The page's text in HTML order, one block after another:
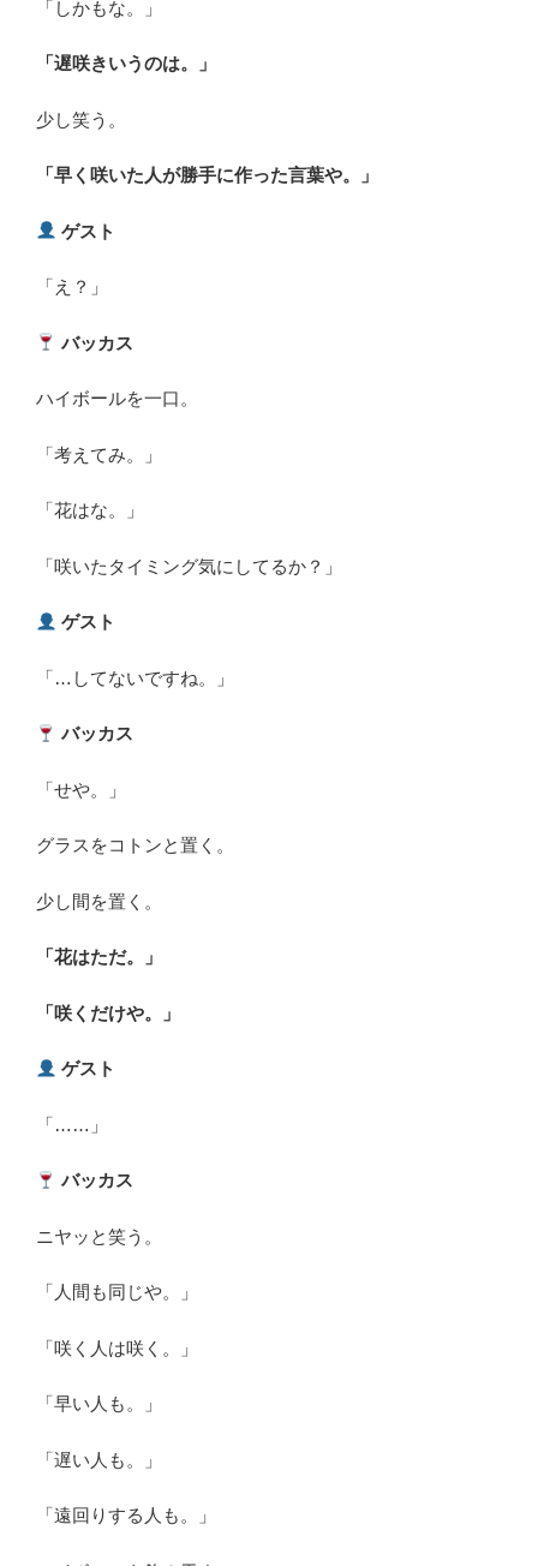
「しかもな。」
「遅咲きいうのは。」
少し笑う。
「早く咲いた人が勝手に作った言葉や。」
ゲスト
「え？」
バッカス
ハイボールを一口。
「考えてみ。」
「花はな。」
「咲いたタイミング気にしてるか？」
ゲスト
「…してないですね。」
バッカス
「せや。」
グラスをコトンと置く。
少し間を置く。
「花はただ。」
「咲くだけや。」
ゲスト
「……」
バッカス
ニヤッと笑う。
「人間も同じや。」
「咲く人は咲く。」
「早い人も。」
「遅い人も。」
「遠回りする人も。」